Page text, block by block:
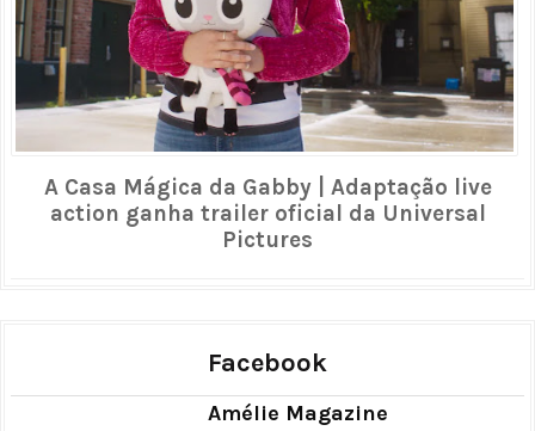
A Casa Mágica da Gabby | Adaptação live
action ganha trailer oficial da Universal
Pictures
Facebook
Amélie Magazine